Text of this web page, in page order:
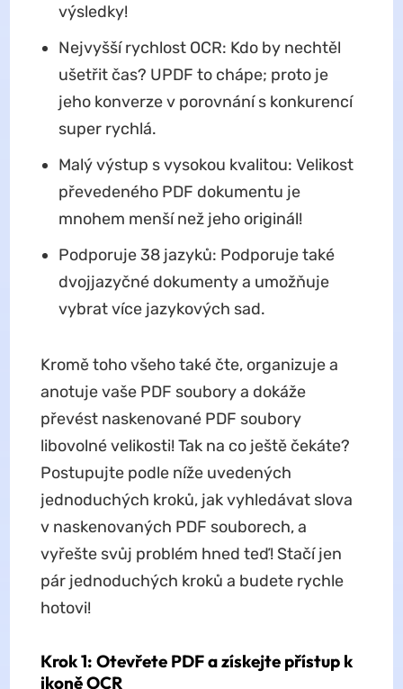
výsledky!
Nejvyšší rychlost OCR: Kdo by nechtěl
ušetřit čas? UPDF to chápe; proto je
jeho konverze v porovnání s konkurencí
super rychlá.
Malý výstup s vysokou kvalitou: Velikost
převedeného PDF dokumentu je
mnohem menší než jeho originál!
Podporuje 38 jazyků: Podporuje také
dvojjazyčné dokumenty a umožňuje
vybrat více jazykových sad.
Kromě toho všeho také čte, organizuje a
anotuje vaše PDF soubory a dokáže
převést naskenované PDF soubory
libovolné velikosti! Tak na co ještě čekáte?
Postupujte podle níže uvedených
jednoduchých kroků, jak vyhledávat slova
v naskenovaných PDF souborech, a
vyřešte svůj problém hned teď! Stačí jen
pár jednoduchých kroků a budete rychle
hotovi!
Krok 1: Otevřete PDF a získejte přístup k
ikoně OCR